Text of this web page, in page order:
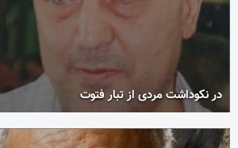
در نکوداشت مردی از تبار فتوت